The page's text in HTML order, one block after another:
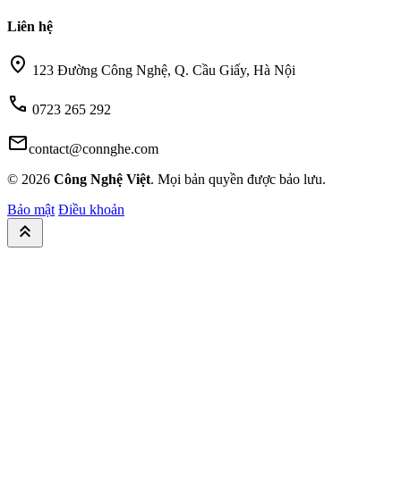
Liên hệ
location_on 123 Đường Công Nghệ, Q. Cầu Giấy, Hà Nội
call 0723 265 292
mailcontact@connghe.com
© 2026 Công Nghệ Việt. Mọi bản quyền được bảo lưu.
Bảo mật Điều khoản
keyboard_double_arrow_up